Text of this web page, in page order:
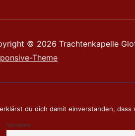
© 2026 Trachtenkapelle
Theme
du dich damit einverstanden,
Vorname